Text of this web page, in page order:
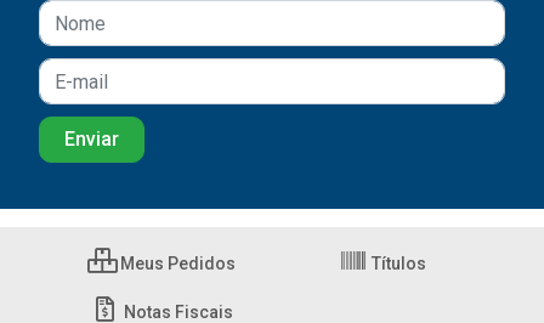
Meus Pedidos Títulos
Notas Fiscais